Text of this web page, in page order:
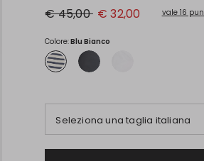
Prezzo
originale
45,00
€ 45,00 Nuovo
prezzo
32,00
€ 32,00 vale 16
Colore:Blu Bianco
Seleziona una taglia italiana